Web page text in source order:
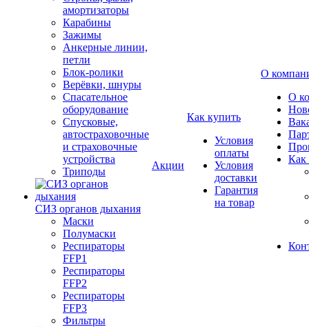
амортизаторы
Карабины
Зажимы
Анкерные линии,
петли
Блок-ролики
Верёвки, шнуры
Спасательное
оборудование
Спусковые,
автостраховочные
и страховочные
устройства
Триподы
СИЗ органов дыхания
Маски
Полумаски
Респираторы
FFP1
Респираторы
FFP2
Респираторы
FFP3
Фильтры
Акции
Как купить
Условия
оплаты
Условия
доставки
Гарантия
на товар
О
О
Как